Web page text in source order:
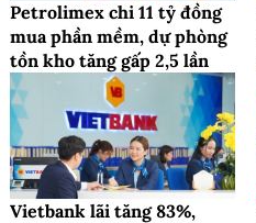
Petrolimex chi 11 tỷ đồng
mua phần mềm, dự phòng
tồn kho tăng gấp 2,5 lần
Vietbank lãi tăng 83%,